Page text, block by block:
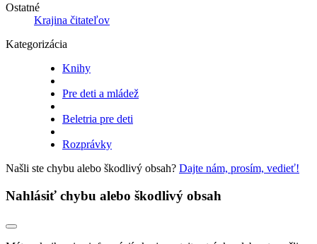
Ostatné
Krajina čitateľov
Kategorizácia
Knihy
Pre deti a mládež
Beletria pre deti
Rozprávky
Našli ste chybu alebo škodlivý obsah? Dajte nám, prosím, vedieť!
Nahlásiť chybu alebo škodlivý obsah